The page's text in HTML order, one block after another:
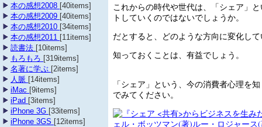
これからの時代や世代は、「シェア」
トしていくのではないでしょうか。
だとすると、どのような方向に変化し
知っておくことは、有益でしょう。
「シェア」という、今の消費者心理を
でみてください。
本の感想2008 [40items]
本の感想2009 [40items]
本の感想2010 [34items]
本の感想2011 [11items]
読書法 [10items]
もろもろ [319items]
名著に学ぶ [2items]
人脈 [14items]
iMac [9items]
iPad [3items]
iPhone 3G [33items]
iPhone 3GS [12items]